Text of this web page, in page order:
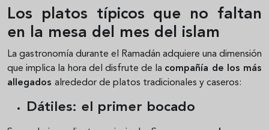
Los platos típicos que no faltan
en la mesa del mes del islam
La gastronomía durante el Ramadán adquiere una dimensión
que implica la hora del disfrute de la compañía de los más
allegados alrededor de platos tradicionales y caseros:
Dátiles: el primer bocado